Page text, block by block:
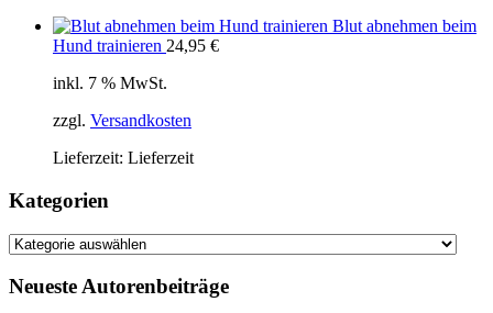
Blut abnehmen beim
Hund trainieren 24,95 €
inkl. 7 % MwSt.
zzgl. Versandkosten
Lieferzeit: Lieferzeit
Kategorien
Kategorien
Neueste Autorenbeiträge